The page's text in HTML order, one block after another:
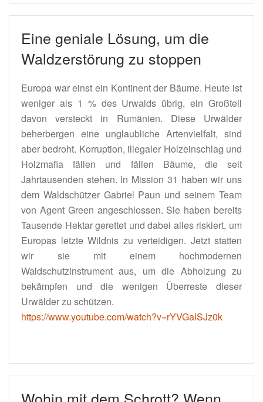
Eine geniale Lösung, um die
Waldzerstörung zu stoppen
Europa war einst ein Kontinent der Bäume. Heute ist
weniger als 1 % des Urwalds übrig, ein Großteil
davon versteckt in Rumänien. Diese Urwälder
beherbergen eine unglaubliche Artenvielfalt, sind
aber bedroht. Korruption, illegaler Holzeinschlag und
Holzmafia fällen und fällen Bäume, die seit
Jahrtausenden stehen. In Mission 31 haben wir uns
dem Waldschützer Gabriel Paun und seinem Team
von Agent Green angeschlossen. Sie haben bereits
Tausende Hektar gerettet und dabei alles riskiert, um
Europas letzte Wildnis zu verteidigen. Jetzt statten
wir sie mit einem hochmodernen
Waldschutzinstrument aus, um die Abholzung zu
bekämpfen und die wenigen Überreste dieser
Urwälder zu schützen.
https://www.youtube.com/watch?v=rYVGalSJz0k